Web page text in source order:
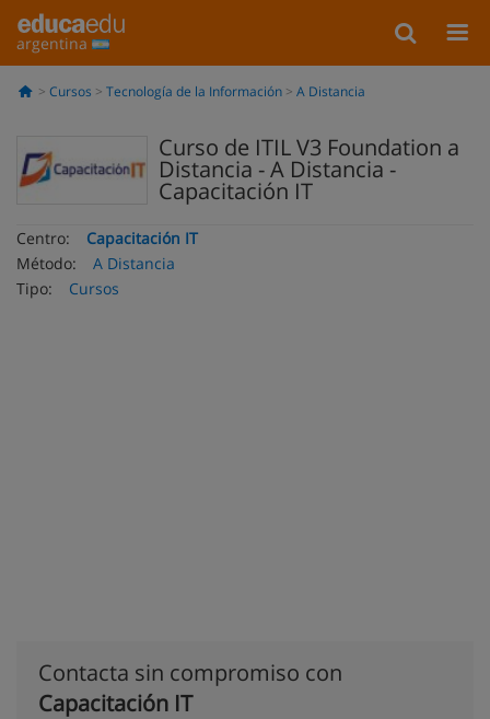
argentina
Cursos Tecnología de la Información A Distancia
Curso de ITIL V3 Foundation a
Distancia - A Distancia -
Capacitación IT
Centro:
Capacitación IT
Método:
A Distancia
Tipo:
Cursos
Contacta sin compromiso con
Capacitación IT